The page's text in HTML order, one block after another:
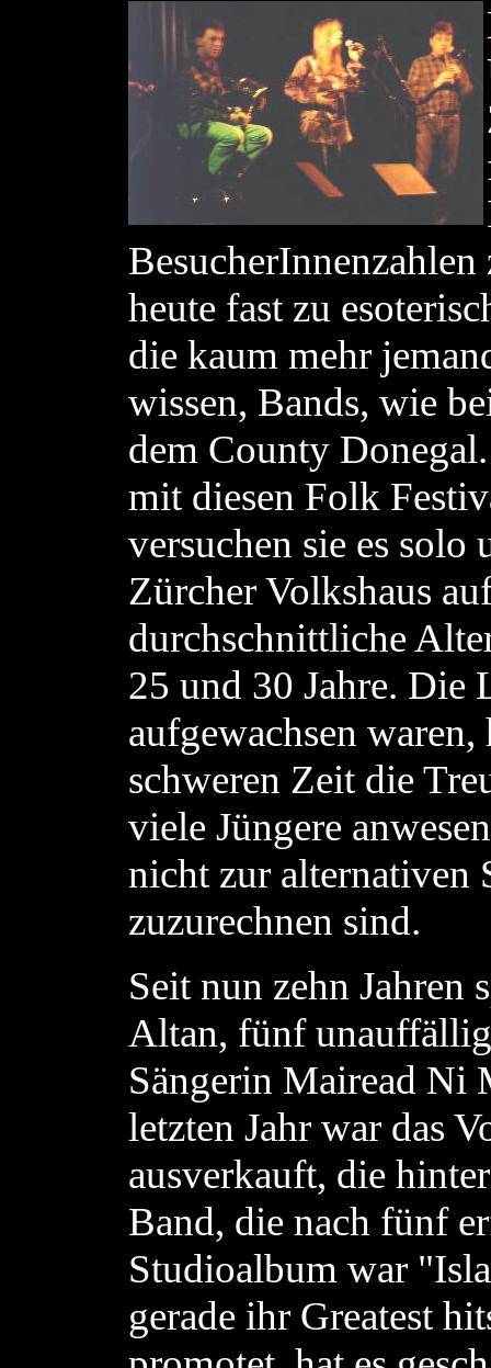
heute fast zu
die kaum mehr
wissen, Bands, wie
dem County
mit diesen Folk
versuchen sie es
Zürcher Volkshaus
durchschnittliche
25 und 30 Jahre. Die
aufgewachsen
schweren Zeit die
viele Jüngere
nicht zur alternativen
zuzurechnen sind.
Seit nun zehn Jahren
Altan, fünf
Sängerin Mairead Ni
letzten Jahr war das
ausverkauft, die
Band, die nach fünf
Studioalbum war
gerade ihr Greatest